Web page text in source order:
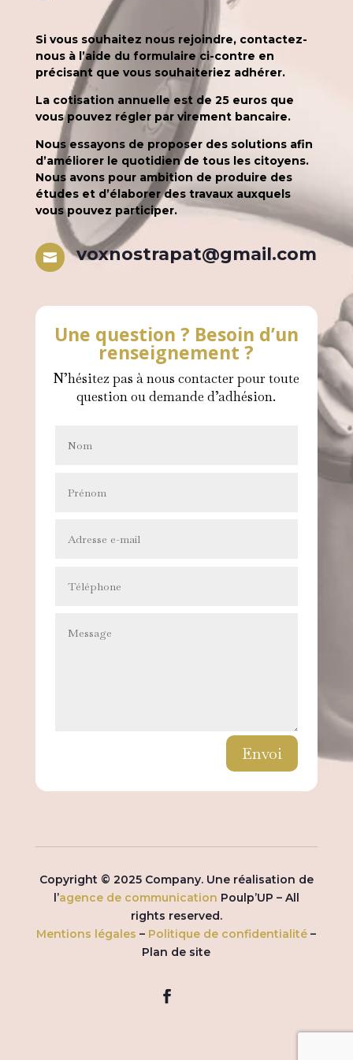
Si vous souhaitez nous rejoindre, contactez-
nous à l’aide du formulaire ci-contre en
précisant que vous souhaiteriez adhérer.
La cotisation annuelle est de 25 euros que
vous pouvez régler par virement bancaire.
Nous essayons de proposer des solutions afin
d’améliorer le quotidien de tous les citoyens.
Nous avons pour ambition de produire des
études et d’élaborer des travaux auxquels
vous pouvez participer.
 voxnostrapat@gmail.com
Une question ? Besoin d’un
renseignement ?
N’hésitez pas à nous contacter pour toute
question ou demande d’adhésion.
Envoi
Copyright © 2025 Company. Une réalisation de
l’agence de communication Poulp’UP – All
rights reserved.
Mentions légales – Politique de confidentialité –
Plan de site